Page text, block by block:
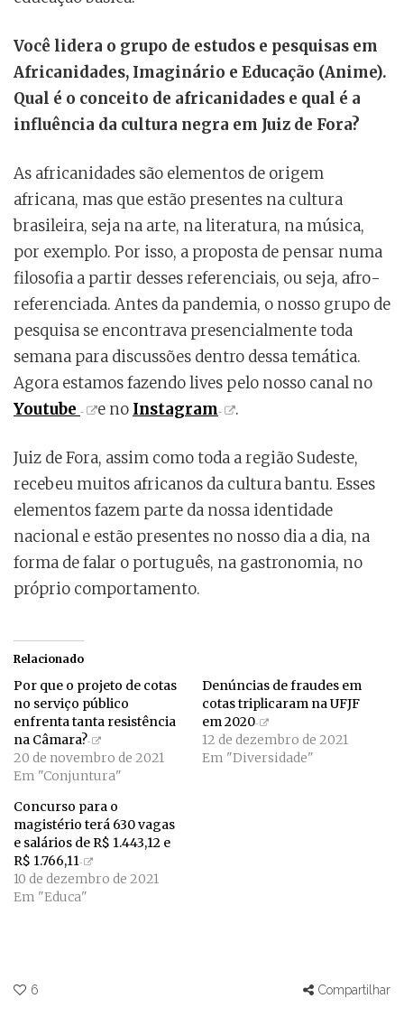
Você lidera o grupo de estudos e pesquisas em
Africanidades, Imaginário e Educação (Anime).
Qual é o conceito de africanidades e qual é a
influência da cultura negra em Juiz de Fora?
As africanidades são elementos de origem
africana, mas que estão presentes na cultura
brasileira, seja na arte, na literatura, na música,
por exemplo. Por isso, a proposta de pensar numa
filosofia a partir desses referenciais, ou seja, afro-
referenciada. Antes da pandemia, o nosso grupo de
pesquisa se encontrava presencialmente toda
semana para discussões dentro dessa temática.
Agora estamos fazendo lives pelo nosso canal no
Youtube
e no Instagram .
Juiz de Fora, assim como toda a região Sudeste,
recebeu muitos africanos da cultura bantu. Esses
elementos fazem parte da nossa identidade
nacional e estão presentes no nosso dia a dia, na
forma de falar o português, na gastronomia, no
próprio comportamento.
Relacionado
Por que o projeto de cotas
no serviço público
enfrenta tanta resistência
na Câmara?
20 de novembro de 2021
Em "Conjuntura"
Denúncias de fraudes em
cotas triplicaram na UFJF
em 2020
12 de dezembro de 2021
Em "Diversidade"
Concurso para o
magistério terá 630 vagas
e salários de R$ 1.443,12 e
R$ 1.766,11
10 de dezembro de 2021
Em "Educa"
6 Compartilhar